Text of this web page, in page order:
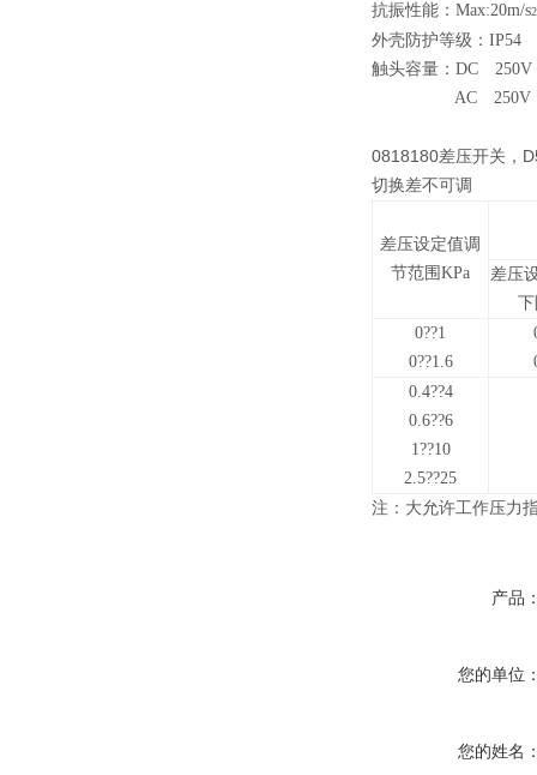
抗振性能：Max:20m/s2
外壳防护等级：IP54
触头容量：DC 250V
AC 250V 5A（
0818180差压开关，
切换差不可调
差压设定值调
节范围KPa
差压
下
0??1
0??1.6
0.4??4
0.6??6
1??10
2.5??25
注：大允许工作压力
产品
您的单位
您的姓名